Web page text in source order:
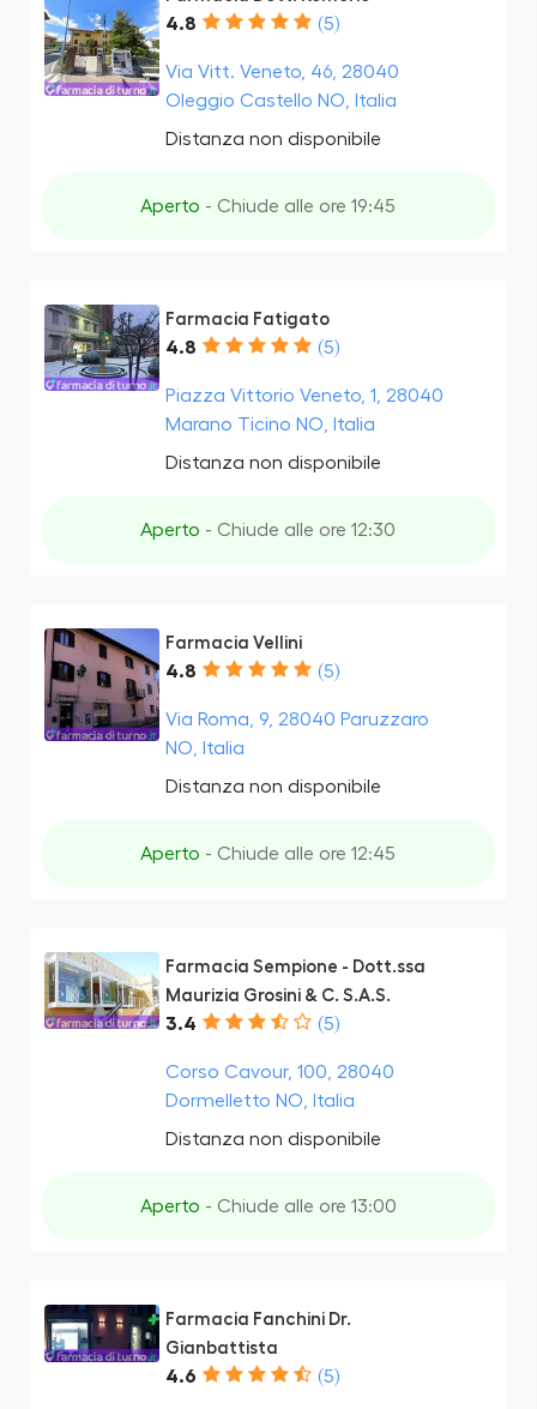
4.8 (5)
Via Vitt. Veneto, 46, 28040
Oleggio Castello NO, Italia
Distanza non disponibile
Aperto - Chiude alle ore 19:45
Farmacia Fatigato
4.8 (5)
Piazza Vittorio Veneto, 1, 28040
Marano Ticino NO, Italia
Distanza non disponibile
Aperto - Chiude alle ore 12:30
Farmacia Vellini
4.8 (5)
Via Roma, 9, 28040 Paruzzaro
NO, Italia
Distanza non disponibile
Aperto - Chiude alle ore 12:45
Farmacia Sempione - Dott.ssa
Maurizia Grosini & C. S.A.S.
3.4 (5)
Corso Cavour, 100, 28040
Dormelletto NO, Italia
Distanza non disponibile
Aperto - Chiude alle ore 13:00
Farmacia Fanchini Dr.
Gianbattista
4.6 (5)